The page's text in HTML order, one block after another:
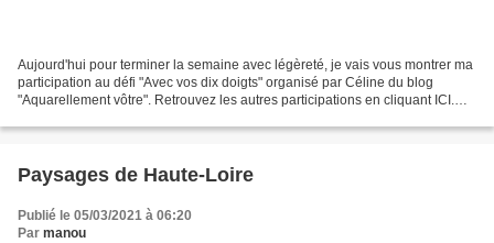
Aujourd'hui pour terminer la semaine avec légèreté, je vais vous montrer ma
participation au défi "Avec vos dix doigts" organisé par Céline du blog
"Aquarellement vôtre". Retrouvez les autres participations en cliquant ICI.
Paysages de Haute-Loire
Publié le 05/03/2021 à 06:20
Par manou